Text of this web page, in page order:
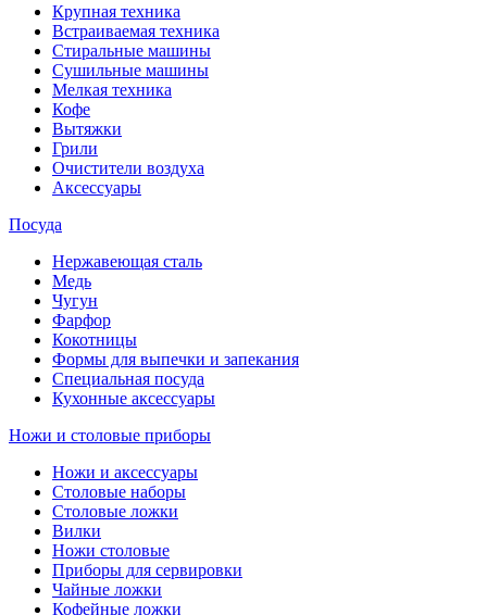
Крупная техника
Встраиваемая техника
Стиральные машины
Сушильные машины
Мелкая техника
Кофе
Вытяжки
Грили
Очистители воздуха
Аксессуары
Посуда
Нержавеющая сталь
Медь
Чугун
Фарфор
Кокотницы
Формы для выпечки и запекания
Специальная посуда
Кухонные аксессуары
Ножи и столовые приборы
Ножи и аксессуары
Столовые наборы
Столовые ложки
Вилки
Ножи столовые
Приборы для сервировки
Чайные ложки
Кофейные ложки